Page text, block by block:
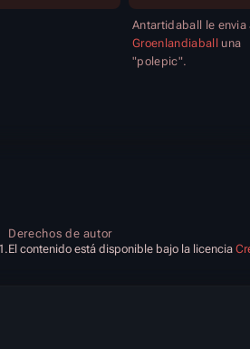
Antartidaball le envia
Groenlandiaballuna
"polepic".
Derechos de autor
El contenido está disponible bajo la licencia